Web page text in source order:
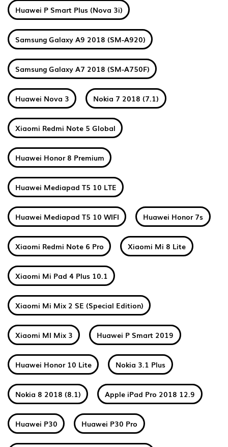
Huawei P Smart Plus (Nova 3i)
Samsung Galaxy A9 2018 (SM-A920)
Samsung Galaxy A7 2018 (SM-A750F)
Huawei Nova 3 Nokia 7 2018 (7.1)
Xiaomi Redmi Note 5 Global
Huawei Honor 8 Premium
Huawei Mediapad T5 10 LTE
Huawei Mediapad T5 10 WIFI Huawei Honor 7s
Xiaomi Redmi Note 6 Pro Xiaomi Mi 8 Lite
Xiaomi Mi Pad 4 Plus 10.1
Xiaomi Mi Mix 2 SE (Special Edition)
Xiaomi MI Mix 3 Huawei P Smart 2019
Huawei Honor 10 Lite Nokia 3.1 Plus
Nokia 8 2018 (8.1) Apple iPad Pro 2018 12.9
Huawei P30 Huawei P30 Pro